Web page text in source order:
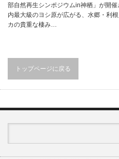
部自然再生シンポジウムin神栖」が開
内最大級のヨシ原が広がる、水郷・利
カの貴重な棲み…
トップページに戻る